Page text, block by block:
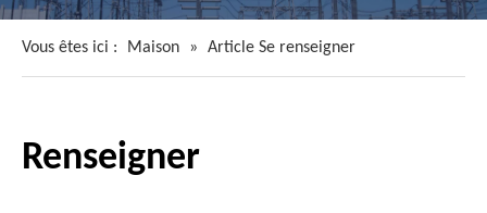
Vous êtes ici : Maison » Article Se renseigner
Renseigner